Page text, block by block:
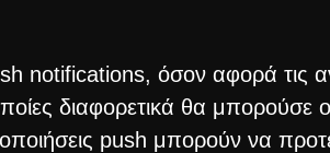
όσον αφορά τις
διαφορετικά θα μπορούσε
push μπορούν να